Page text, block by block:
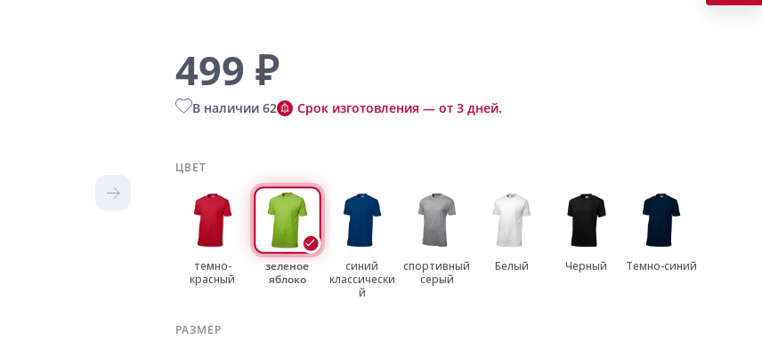
499 ₽
В наличии 62 Срок изготовления — от 3 дней.
ЦВЕТ
темно-
красный
зеленое
яблоко
синий
классически
й
спортивный
серый
Белый Черный Темно-синий
РАЗМЕР